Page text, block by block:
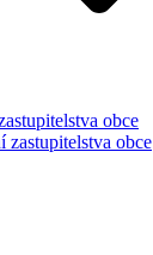
obce
zastupitelstva obce